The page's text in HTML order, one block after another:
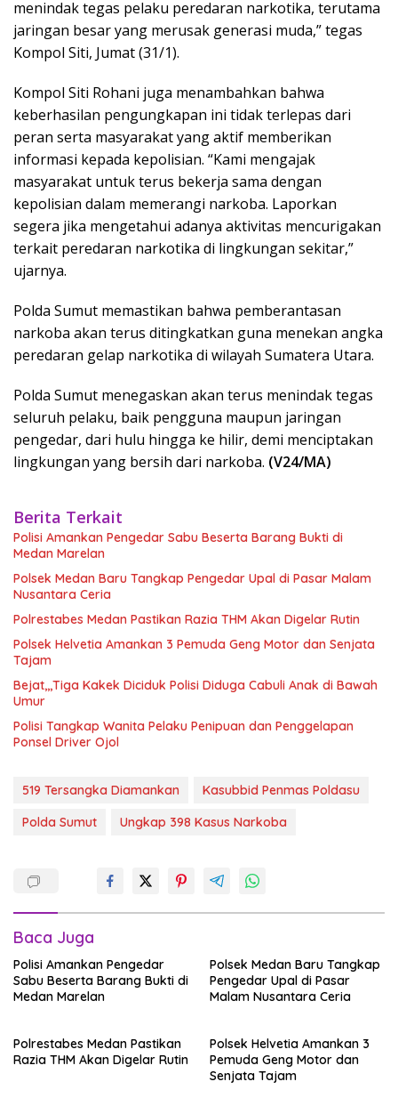
menindak tegas pelaku peredaran narkotika, terutama
jaringan besar yang merusak generasi muda,” tegas
Kompol Siti, Jumat (31/1).
Kompol Siti Rohani juga menambahkan bahwa
keberhasilan pengungkapan ini tidak terlepas dari
peran serta masyarakat yang aktif memberikan
informasi kepada kepolisian. “Kami mengajak
masyarakat untuk terus bekerja sama dengan
kepolisian dalam memerangi narkoba. Laporkan
segera jika mengetahui adanya aktivitas mencurigakan
terkait peredaran narkotika di lingkungan sekitar,”
ujarnya.
Polda Sumut memastikan bahwa pemberantasan
narkoba akan terus ditingkatkan guna menekan angka
peredaran gelap narkotika di wilayah Sumatera Utara.
Polda Sumut menegaskan akan terus menindak tegas
seluruh pelaku, baik pengguna maupun jaringan
pengedar, dari hulu hingga ke hilir, demi menciptakan
lingkungan yang bersih dari narkoba. (V24/MA)
Berita Terkait
Polisi Amankan Pengedar Sabu Beserta Barang Bukti di
Medan Marelan
Polsek Medan Baru Tangkap Pengedar Upal di Pasar Malam
Nusantara Ceria
Polrestabes Medan Pastikan Razia THM Akan Digelar Rutin
Polsek Helvetia Amankan 3 Pemuda Geng Motor dan Senjata
Tajam
Bejat,,,Tiga Kakek Diciduk Polisi Diduga Cabuli Anak di Bawah
Umur
Polisi Tangkap Wanita Pelaku Penipuan dan Penggelapan
Ponsel Driver Ojol
519 Tersangka Diamankan
Kasubbid Penmas Poldasu
Polda Sumut
Ungkap 398 Kasus Narkoba
Baca Juga
Polisi Amankan Pengedar
Sabu Beserta Barang Bukti di
Medan Marelan
Polsek Medan Baru Tangkap
Pengedar Upal di Pasar
Malam Nusantara Ceria
Polrestabes Medan Pastikan
Razia THM Akan Digelar Rutin
Polsek Helvetia Amankan 3
Pemuda Geng Motor dan
Senjata Tajam